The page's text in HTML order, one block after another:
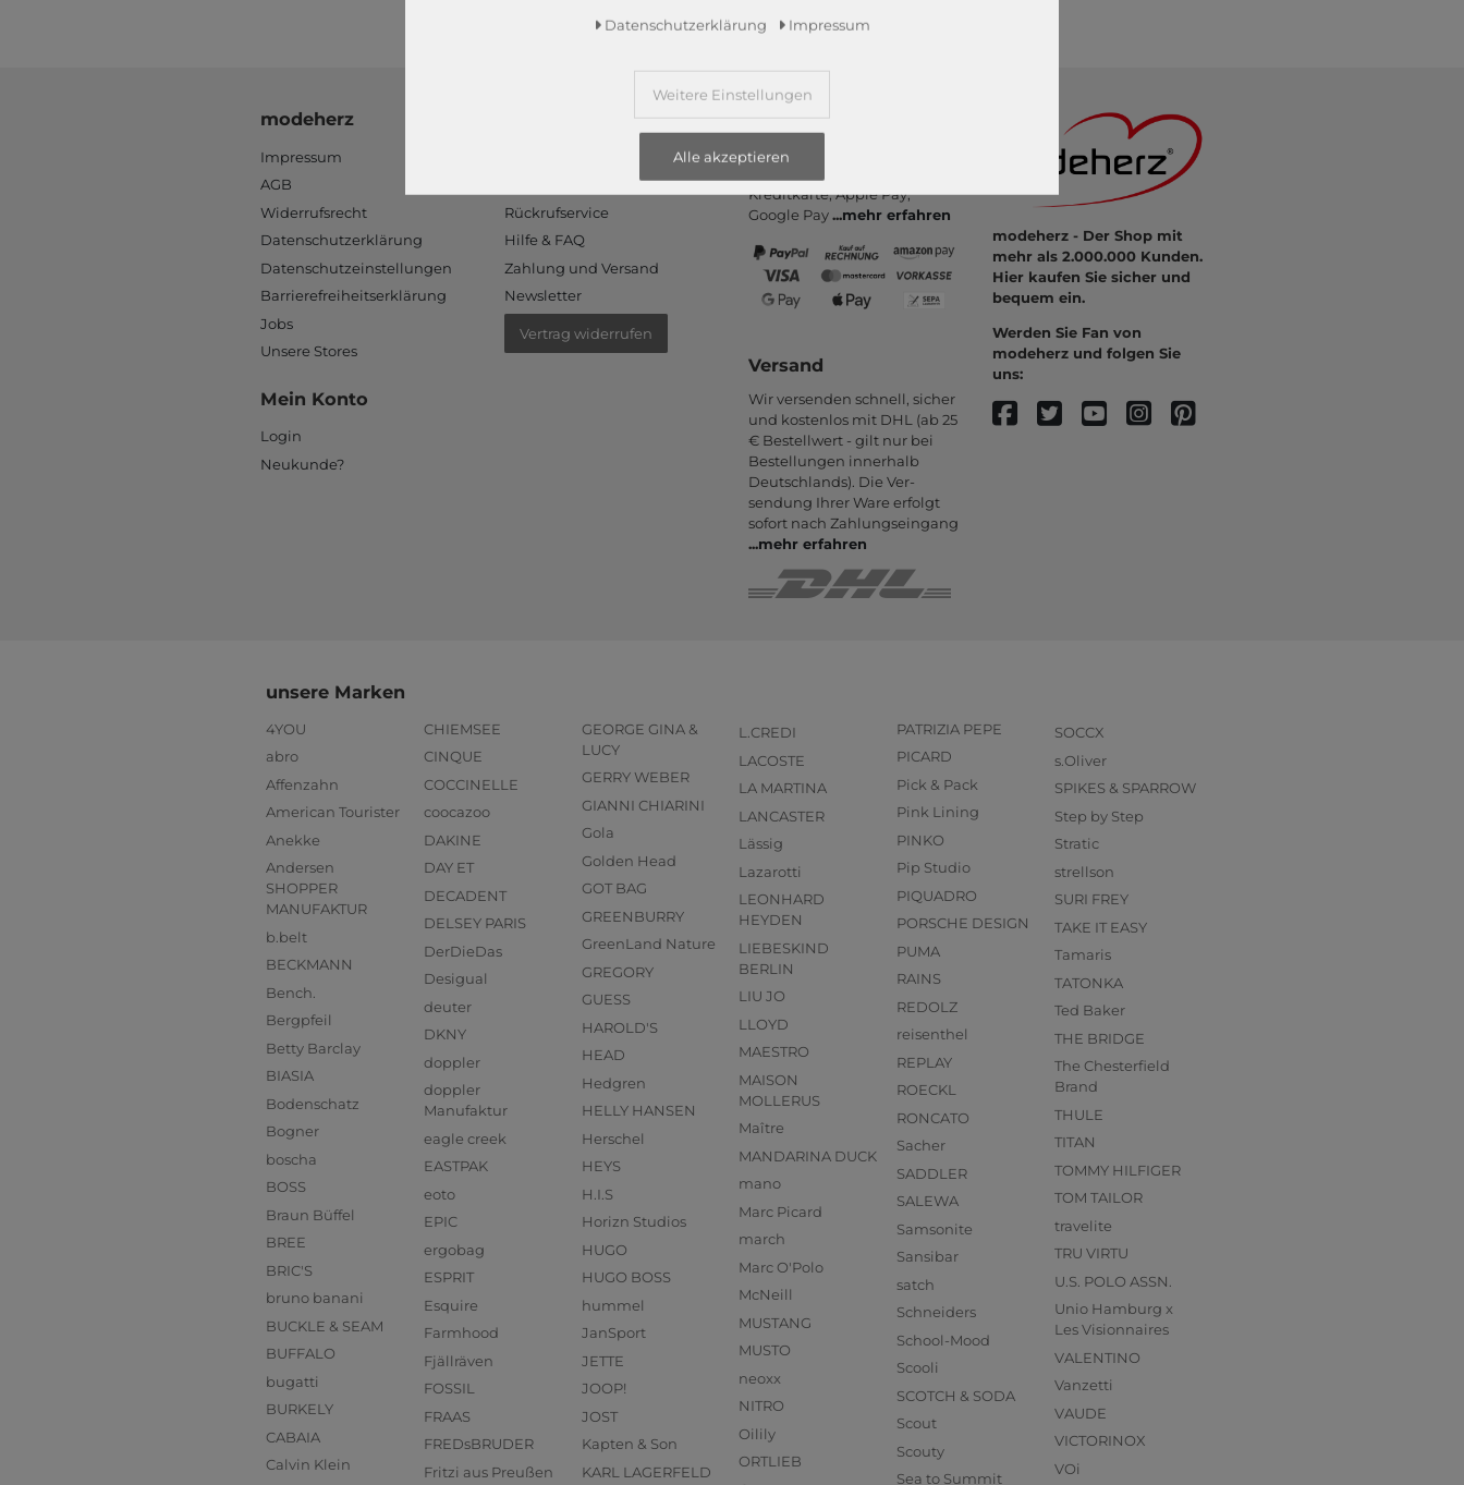
modeherz
Impressum
AGB
Widerrufsrecht
Datenschutzerklärung
Datenschutzeinstellungen
Barrierefreiheitserklärung
Jobs
Unsere Stores
Mein Konto
Login
Neukunde?
Informationen
Rückrufservice
Hilfe & FAQ
Zahlung und Versand
Newsletter
Vertrag widerrufen
Zahlungsarten
PayPal, Kauf auf Rechnung,
Kredit­karte, Apple Pay,
Google Pay...mehr erfahren
Versand
Wir versenden schnell, sicher
und kostenlos mit DHL (ab 25
€ Bestell­wert - gilt nur bei
Bestel­lungen inner­halb
Deutsch­lands). Die Ver­
sendung Ihrer Ware er­folgt
sofort nach Zahlungs­eingang
...mehr erfahren
modeherz - Der Shop mit
mehr als 2.000.000 Kunden.
Hier kaufen Sie sicher und
bequem ein.
Werden Sie Fan von
modeherz und folgen Sie
uns:
unsere Marken
4YOU
abro
Affenzahn
American Tourister
Anekke
Andersen
SHOPPER
MANUFAKTUR
b.belt
BECKMANN
Bench.
Bergpfeil
Betty Barclay
BIASIA
Bodenschatz
Bogner
boscha
BOSS
Braun Büffel
BREE
BRIC'S
bruno banani
BUCKLE & SEAM
BUFFALO
bugatti
BURKELY
CABAIA
Calvin Klein
CHIEMSEE
CINQUE
COCCINELLE
coocazoo
DAKINE
DAY ET
DECADENT
DELSEY PARIS
DerDieDas
Desigual
deuter
DKNY
doppler
doppler
Manufaktur
eagle creek
EASTPAK
eoto
EPIC
ergobag
ESPRIT
Esquire
Farmhood
Fjällräven
FOSSIL
FRAAS
FREDsBRUDER
Fritzi aus Preußen
GEORGE GINA &
LUCY
GERRY WEBER
GIANNI CHIARINI
Gola
Golden Head
GOT BAG
GREENBURRY
GreenLand Nature
GREGORY
GUESS
HAROLD'S
HEAD
Hedgren
HELLY HANSEN
Herschel
HEYS
H.I.S
Horizn Studios
HUGO
HUGO BOSS
hummel
JanSport
JETTE
JOOP!
JOST
Kapten & Son
KARL LAGERFELD
L.CREDI
LACOSTE
LA MARTINA
LANCASTER
Lässig
Lazarotti
LEONHARD
HEYDEN
LIEBESKIND
BERLIN
LIU JO
LLOYD
MAESTRO
MAISON
MOLLERUS
Maître
MANDARINA DUCK
mano
Marc Picard
march
Marc O'Polo
McNeill
MUSTANG
MUSTO
neoxx
NITRO
Oilily
ORTLIEB
PATRIZIA PEPE
PICARD
Pick & Pack
Pink Lining
PINKO
Pip Studio
PIQUADRO
PORSCHE DESIGN
PUMA
RAINS
REDOLZ
reisenthel
REPLAY
ROECKL
RONCATO
Sacher
SADDLER
SALEWA
Samsonite
Sansibar
satch
Schneiders
School-Mood
Scooli
SCOTCH & SODA
Scout
Scouty
Sea to Summit
SOCCX
s.Oliver
SPIKES & SPARROW
Step by Step
Stratic
strellson
SURI FREY
TAKE IT EASY
Tamaris
TATONKA
Ted Baker
THE BRIDGE
The Chesterfield
Brand
THULE
TITAN
TOMMY HILFIGER
TOM TAILOR
travelite
TRU VIRTU
U.S. POLO ASSN.
Unio Hamburg x
Les Visionnaires
VALENTINO
Vanzetti
VAUDE
VICTORINOX
VOi
Daten­schutz­erklärung Impressum
Weitere Einstellungen
Alle akzeptieren